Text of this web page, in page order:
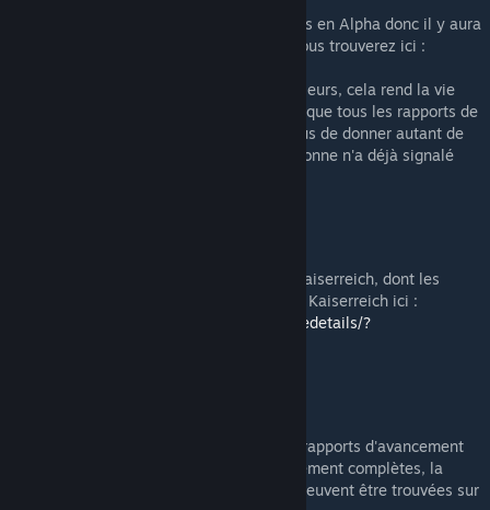
Kaiserreich for Hearts of Iron IV est toujours en Alpha donc il y aura
des bugs, merci de rapporter tout ce que vous trouverez ici :
S'il vous plaît, ne les signalez nulle part ailleurs, cela rend la vie
des développeurs beaucoup plus facile lorsque tous les rapports de
bogues sont au même endroit. Assurez-vous de donner autant de
détails que possible et de vérifier que personne n'a déjà signalé
Vous pouvez trouver tous nos sous-mods Kaiserreich, dont les
mods musicaux officiels, dans la collection Kaiserreich ici :
https://steamcommunity.com/workshop/filedetails/?
Plus d'informations telles qu'une FAQ, des rapports d'avancement
sur le contenu à venir, des notes de changement complètes, la
chronologie complète et bien plus encore peuvent être trouvées sur